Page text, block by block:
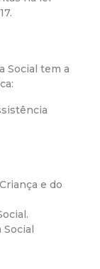
Social tem a
e do